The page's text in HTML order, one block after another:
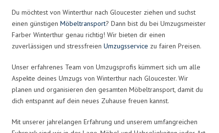
Du möchtest von Winterthur nach Gloucester ziehen und suchst
einen günstigen Möbeltransport? Dann bist du bei Umzugsmeister
Farber Winterthur genau richtig! Wir bieten dir einen
zuverlässigen und stressfreien Umzugsservice zu fairen Preisen.
Unser erfahrenes Team von Umzugsprofis kümmert sich um alle
Aspekte deines Umzugs von Winterthur nach Gloucester. Wir
planen und organisieren den gesamten Möbeltransport, damit du
dich entspannt auf dein neues Zuhause freuen kannst.
Mit unserer jahrelangen Erfahrung und unserem umfangreichen